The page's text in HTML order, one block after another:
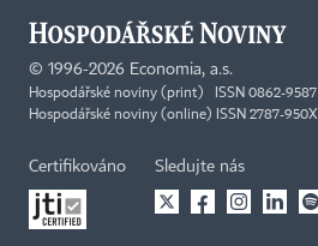
© 1996-2026 Economia, a.s.
Hospodářské noviny (print) ISSN 0862-9587
Hospodářské noviny (online) ISSN 2787-950X
Certifikováno Sledujte nás